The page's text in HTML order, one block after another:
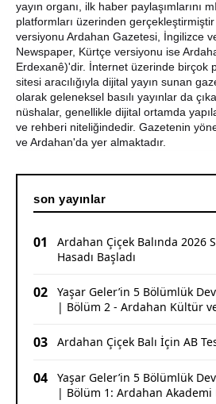
CHP Çıldır İl Genel Meclis Üyesi
Tutuklandı
Ardahan'da Traktör Devrildi:
Uluslararası Badminton
Sporculardan Büyük Başarı: 3
yayın organı, ilk haber paylaşımlarını
platformları üzerinden
versiyonu Ardahan Gazetesi, İngilizce
Newspaper, Kürtçe versiyonu ise
Erdexanê)'dir. İnternet üzerinde birçok
sitesi aracılığıyla dijital yayın sunan
olarak geleneksel basılı yayınlar da
nüshalar, genellikle dijital ortamda
ve rehberi niteliğindedir. Gazetenin
ve Ardahan'da yer almaktadır.
son yayınlar
01
Ardahan Çiçek Balında 2026
Hasadı Başladı
02
Yaşar Geler’in 5 Bölümlük
| Bölüm 2 - Ardahan Kültür
03 Ardahan Çiçek Balı İçin AB
04
Yaşar Geler’in 5 Bölümlük
| Bölüm 1: Ardahan Akademi